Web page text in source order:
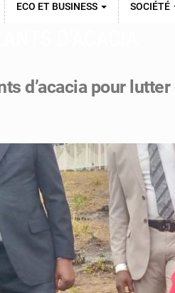
ECO ET BUSINESS SOCIÉTÉ
d’acacia pour